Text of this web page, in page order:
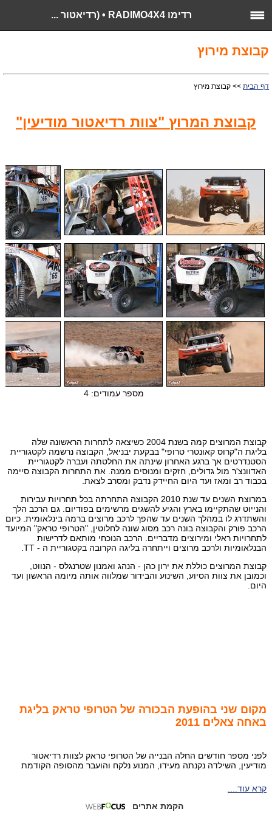
רדימו RADIMO4X4 • (רדיאטור ...
קבוצת מירוץ
דף הבית >> קבוצת מירוץ
קבוצת המרוץ "צוות רדיאטור מודיעין"
קבוצת המרוצים קמה בשנת 2004 כשיצאה לתחרות הראשונה שלה
בליגת ה"קרוס קאונטרי טרופי" בבקעת יבניאל, הקבוצה נרשמה לקטגוריית
הסטנדרטים אך ברגע האחרון שינתה את החלטתה ועברה לקטגוריית
האדוונצ'ר מול גדולים, חזקים ומנוסים ממנה. את התחרות הקבוצה סיימה
בכבוד רב ומאז ועד היום החיידק נדבק ומסרב לצאת.
במרוצת השנים עד שנת 2010 הקבוצה התחרתה בכל תחרויות עבירות
והנייוט שהתקיימו בארץ והגיע להשגים מרשימים בפודיום. גם הרכב הלך
והשתדרג לו במהלך השנים עד שהפך לרכב מרוצים ברמה בינלאומית. כיום
הרכב פורק והקבוצה בונה רכב מסוג שונה לחלוטין, "הטרופי טראק" המיועד
לתחרויות ראלי ומירוצים מדבריים. הרכב הנוכחי מותאם לדרישות
הבנלאומיות ולרכב מרוצים וייתחרה בליגה הקרובה בקטגוריית ה - TT.
קבוצת המרוצים כוללת את ירון כהן - הנהג ואמנון שטרנגלס - הנווט,
וכמובן את צוות הסיוע, השינוע והבידור שמלווה אותה מיומה הראשון ועד
היום.
מקום שני בהופעת הבכורה של הטרופי טראק בליגת
באחה צאלים 2011
לפני מספר חודשים החלה הבנייה של הטרופי טראק לצוות רדיאטור
מודיעין, השילדה נקנתה מעידו, המנוע נלקח והועבר מהסופה הקודמת
קרא עוד....
הקמת אתרים